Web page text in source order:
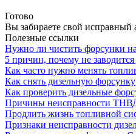
Готово
Вы забираете свой исправный
Полезные ссылки
Нужно ли чистить форсунки
5 причин, почему не заводится
Как часто нужно менять
Как снять дизельную форсунку
Как проверить дизельные
Причины неисправности
Продлить жизнь топливной
Признаки неисправности